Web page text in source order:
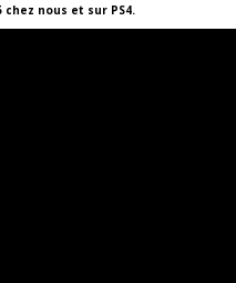
nous et sur PS4.